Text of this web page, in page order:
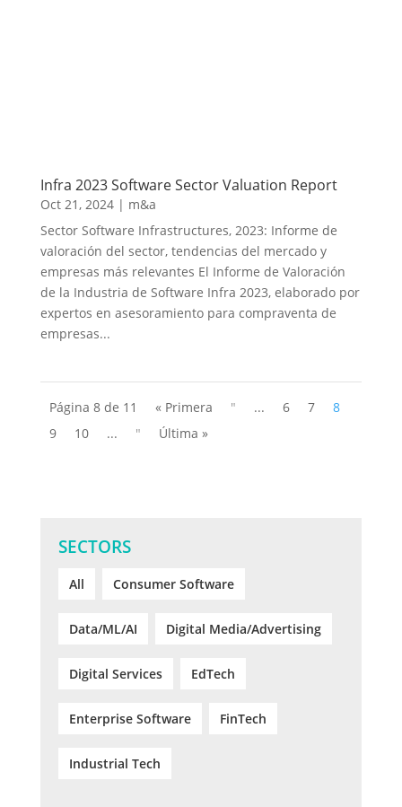
Infra 2023 Software Sector Valuation Report
Oct 21, 2024| m&a
Sector Software Infrastructures, 2023: Informe de
valoración del sector, tendencias del mercado y
empresas más relevantes El Informe de Valoración
de la Industria de Software Infra 2023, elaborado por
expertos en asesoramiento para compraventa de
empresas...
Página 8 de 11 « Primera " ... 6 7
8
9
10 ... " Última »
SECTORS
All Consumer Software
Data/ML/AI Digital Media/Advertising
Digital Services EdTech
Enterprise Software FinTech
Industrial Tech